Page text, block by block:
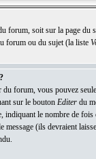
soit sur la page du
forum ou du sujet (la liste
forum, vous pouvez
sur le bouton Editerdu
indiquant le nombre
(ils devraient